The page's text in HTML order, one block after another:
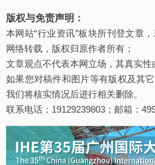
版权与免责声明：
本网站“行业资讯”板块所刊登文章
网络转载，版权归原作者所有；
文章观点不代表本网立场，其真实性
如果您对稿件和图片等有版权及其
我们将核实情况后进行相关删除。
联系电话：19129239803；邮箱：